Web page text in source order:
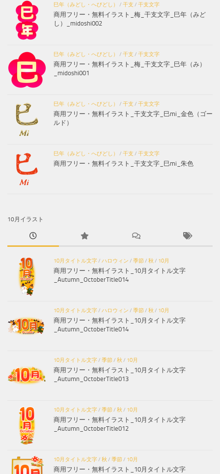
巳年（みどし・へびどし） / 干支 / 干支文字
商用フリー・無料イラスト_梅_干支文字_巳年（みど
し）_midoshi002
巳年（みどし・へびどし） / 干支 / 干支文字
商用フリー・無料イラスト_梅_干支文字_巳年（み）
_midoshi001
巳年（みどし・へびどし） / 干支 / 干支文字
商用フリー・無料イラスト_干支文字_巳mi_金色（ゴー
ルド）
巳年（みどし・へびどし） / 干支 / 干支文字
商用フリー・無料イラスト_干支文字_巳mi_朱色
10月イラスト
10月タイトル文字/ ハロウィン / 季節/ 秋 / 10月
商用フリー・無料イラスト_10月タイトル文字
_Autumn_OctoberTitle014
10月タイトル文字/ ハロウィン / 季節/ 秋 / 10月
商用フリー・無料イラスト_10月タイトル文字
_Autumn_OctoberTitle014
10月タイトル文字/ 季節/ 秋 / 10月
商用フリー・無料イラスト_10月タイトル文字
_Autumn_OctoberTitle013
10月タイトル文字/ 季節/ 秋 / 10月
商用フリー・無料イラスト_10月タイトル文字
_Autumn_OctoberTitle012
10月タイトル文字/ 秋 / 季節/ 10月
商用フリー・無料イラスト_10月タイトル文字